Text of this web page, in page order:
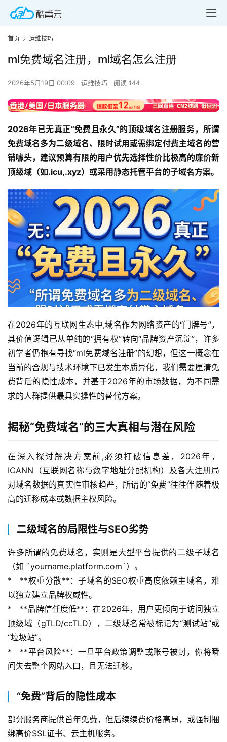
首页 运维技巧
ml免费域名注册，ml域名怎么注册
2026年5月19日 00:09 运维技巧 阅读 144
2026年已无真正“免费且永久”的顶级域名注册服务，所谓
免费域名多为二级域名、限时试用或需绑定付费主域名的营
销噱头，建议预算有限的用户优先选择性价比极高的廉价新
顶级域（如.icu,.xyz）或采用静态托管平台的子域名方案。
在2026年的互联网生态中,域名作为网络资产的“门牌号”，
其价值逻辑已从单纯的“拥有权”转向“品牌资产沉淀”，许多
初学者仍抱有寻找“ml免费域名注册”的幻想，但这一概念在
当前的合规与技术环境下已发生本质异化，我们需要厘清免
费背后的隐性成本，并基于2026年的市场数据，为不同需
求的人群提供最具实操性的替代方案。
揭秘“免费域名”的三大真相与潜在风险
在深入探讨解决方案前,必须打破信息差，2026年，
ICANN（互联网名称与数字地址分配机构）及各大注册局
对域名数据的真实性审核趋严，所谓的“免费”往往伴随着极
高的迁移成本或数据主权风险。
二级域名的局限性与SEO劣势
许多所谓的免费域名，实则是大型平台提供的二级子域名
（如 `yourname.platform.com`）。
*   **权重分散**：子域名的SEO权重高度依赖主域名，难
以独立建立品牌权威性。
*   **品牌信任度低**：在2026年，用户更倾向于访问独立
顶级域（gTLD/ccTLD），二级域名常被标记为“测试站”或
“垃圾站”。
*   **平台风险**：一旦平台政策调整或账号被封，你将瞬
间失去整个网站入口，且无法迁移。
“免费”背后的隐性成本
部分服务商提供首年免费，但后续续费价格高昂，或强制捆
绑高价SSL证书、云主机服务。